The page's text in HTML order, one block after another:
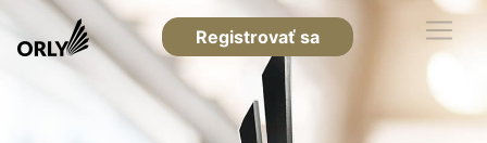
Registrovať sa